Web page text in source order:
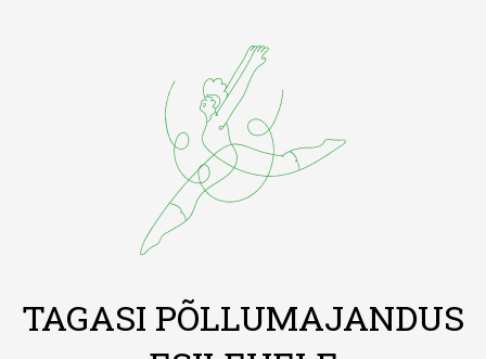
TAGASI PÕLLUMAJANDUS